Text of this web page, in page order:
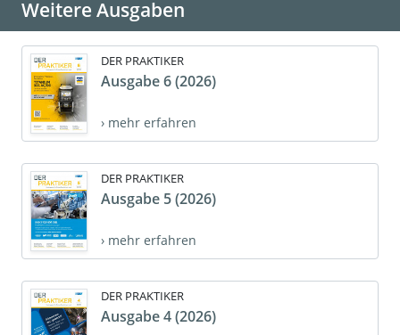
Weitere Ausgaben
DER PRAKTIKER
Ausgabe 6 (2026)
› mehr erfahren
DER PRAKTIKER
Ausgabe 5 (2026)
› mehr erfahren
DER PRAKTIKER
Ausgabe 4 (2026)